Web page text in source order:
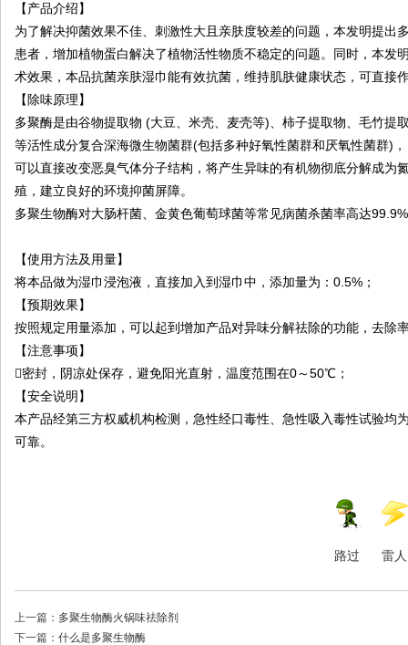
【产品介绍】
为了解决抑菌效果不佳、刺激性大且亲肤度较差的问题，本发明提
患者，增加植物蛋白解决了植物活性物质不稳定的问题。同时，本
术效果，本品抗菌亲肤湿巾能有效抗菌，维持肌肤健康状态，可直接
【除味原理】
多聚酶是由谷物提取物 (大豆、米壳、麦壳等)、柿子提取物、毛竹
等活性成分复合深海微生物菌群(包括多种好氧性菌群和厌氧性菌群)
可以直接改变恶臭气体分子结构，将产生异味的有机物彻底分解成
殖，建立良好的环境抑菌屏障。
多聚生物酶对大肠杆菌、金黄色葡萄球菌等常见病菌杀菌率高达
【使用方法及用量】
将本品做为湿巾浸泡液，直接加入到湿巾中，添加量为：0.5%；
【预期效果】
按照规定用量添加，可以起到增加产品对异味分解祛除的功能，去除
【注意事项】
密封，阴凉处保存，避免阳光直射，温度范围在0～50℃；
【安全说明】
本产品经第三方权威机构检测，急性经口毒性、急性吸入毒性试验
可靠。
路过 雷人
上一篇： 多聚生物酶火锅味祛除剂
下一篇： 什么是多聚生物酶